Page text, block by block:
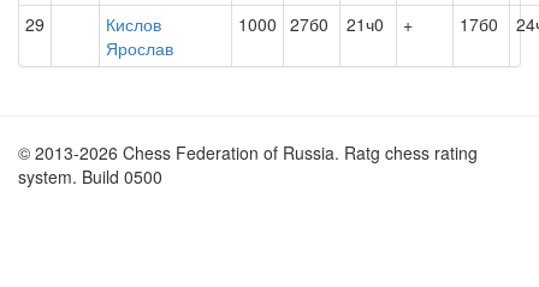
29
Кислов
Ярослав
1000 27б0 21ч0 + 17б0
© 2013-2026 Chess Federation of Russia. Ratg chess rating
system. Build 0500